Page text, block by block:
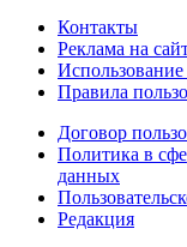
Контакты
Реклама на
Использование
Правила
Договор
Политика в
данных
Редакция